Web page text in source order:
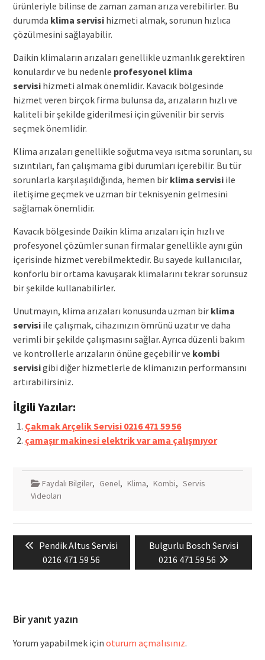
ürünleriyle bilinse de zaman zaman arıza verebilirler. Bu
durumda klima servisihizmeti almak, sorunun hızlıca
çözülmesini sağlayabilir.
Daikin klimaların arızaları genellikle uzmanlık gerektiren
konulardır ve bu nedenle profesyonel klima
servisihizmeti almak önemlidir. Kavacık bölgesinde
hizmet veren birçok firma bulunsa da, arızaların hızlı ve
kaliteli bir şekilde giderilmesi için güvenilir bir servis
seçmek önemlidir.
Klima arızaları genellikle soğutma veya ısıtma sorunları, su
sızıntıları, fan çalışmama gibi durumları içerebilir. Bu tür
sorunlarla karşılaşıldığında, hemen bir klima servisiile
iletişime geçmek ve uzman bir teknisyenin gelmesini
sağlamak önemlidir.
Kavacık bölgesinde Daikin klima arızaları için hızlı ve
profesyonel çözümler sunan firmalar genellikle aynı gün
içerisinde hizmet verebilmektedir. Bu sayede kullanıcılar,
konforlu bir ortama kavuşarak klimalarını tekrar sorunsuz
bir şekilde kullanabilirler.
Unutmayın, klima arızaları konusunda uzman bir klima
servisiile çalışmak, cihazınızın ömrünü uzatır ve daha
verimli bir şekilde çalışmasını sağlar. Ayrıca düzenli bakım
ve kontrollerle arızaların önüne geçebilir ve kombi
servisigibi diğer hizmetlerle de klimanızın performansını
artırabilirsiniz.
İlgili Yazılar:
Çakmak Arçelik Servisi 0216 471 59 56
çamaşır makinesi elektrik var ama çalışmıyor
Faydalı Bilgiler, Genel, Klima, Kombi, Servis
Videoları
Yazı
gezinmesi
Previous
post:
Pendik Altus Servisi
0216 471 59 56
Next
post:
Bulgurlu Bosch Servisi
0216 471 59 56
Bir yanıt yazın
Yorum yapabilmek için oturum açmalısınız.